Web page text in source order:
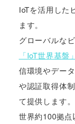
IoTを活用した
ます。
グローバルな
「IoT世界基盤」
信環境やデー
や認証取得体
て提供します
世界約100拠